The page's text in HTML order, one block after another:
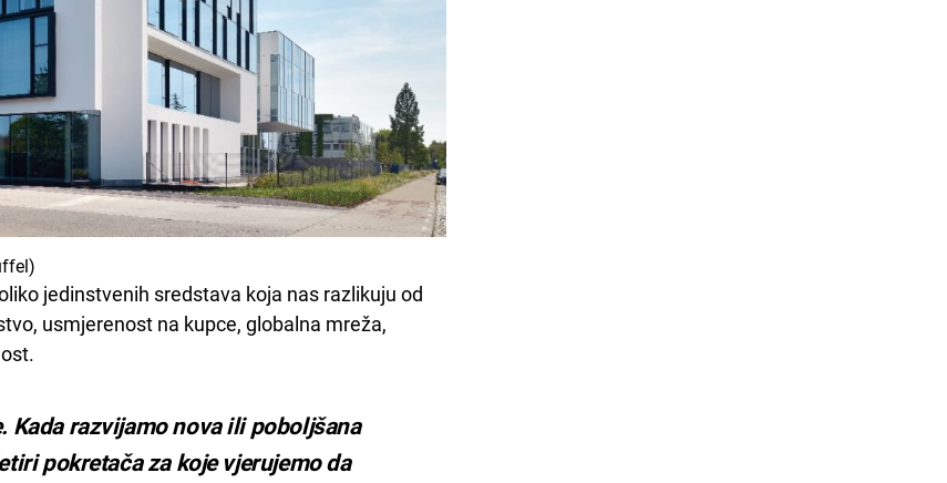
jedinstvenih sredstava koja nas razlikuju od
usmjerenost na kupce, globalna mreža,
Kada razvijamo nova ili poboljšana
pokretača za koje vjerujemo da